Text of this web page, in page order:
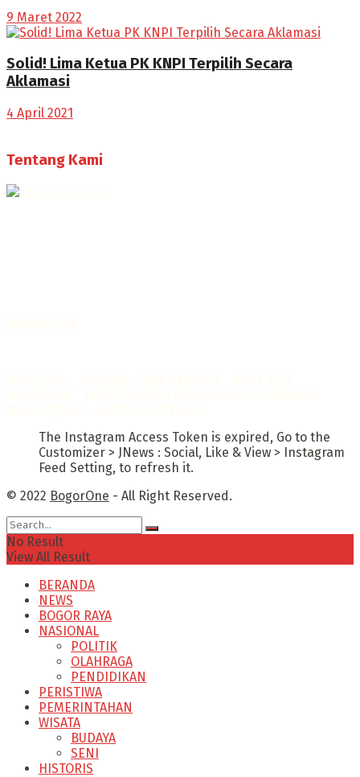
9 Maret 2022
Solid! Lima Ketua PK KNPI Terpilih Secara
Aklamasi
4 April 2021
Tentang Kami
The Instagram Access Token is expired, Go to the
Customizer > JNews : Social, Like & View > Instagram
Feed Setting, to refresh it.
© 2022 BogorOne - All Right Reserved.
No Result
View All Result
BERANDA
NEWS
BOGOR RAYA
NASIONAL
POLITIK
OLAHRAGA
PENDIDIKAN
PERISTIWA
PEMERINTAHAN
WISATA
BUDAYA
SENI
HISTORIS